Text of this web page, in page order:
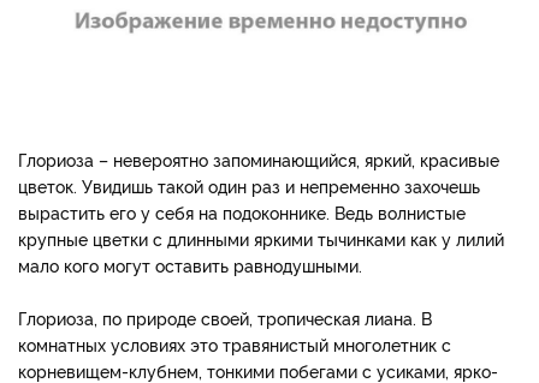
Глориоза – невероятно запоминающийся, яркий, красивые
цветок. Увидишь такой один раз и непременно захочешь
вырастить его у себя на подоконнике. Ведь волнистые
крупные цветки с длинными яркими тычинками как у лилий
мало кого могут оставить равнодушными.
Глориоза, по природе своей, тропическая лиана. В
комнатных условиях это травянистый многолетник с
корневищем-клубнем, тонкими побегами с усиками, ярко-